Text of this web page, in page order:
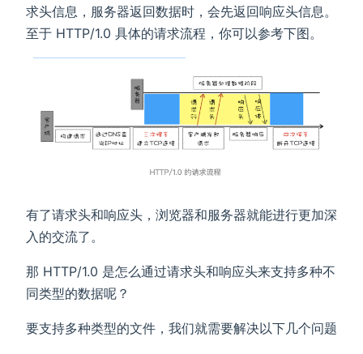
求头信息，服务器返回数据时，会先返回响应头信息。
至于 HTTP/1.0 具体的请求流程，你可以参考下图。
有了请求头和响应头，浏览器和服务器就能进行更加深
入的交流了。
那 HTTP/1.0 是怎么通过请求头和响应头来支持多种不
同类型的数据呢？
要支持多种类型的文件，我们就需要解决以下几个问题